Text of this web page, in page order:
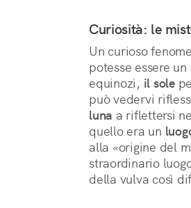
Curiosità: le
Un curioso
potesse essere
equinozi, il sole
può vedervi
luna a riflettersi
quello era un
alla «origine del
straordinario
della vulva così